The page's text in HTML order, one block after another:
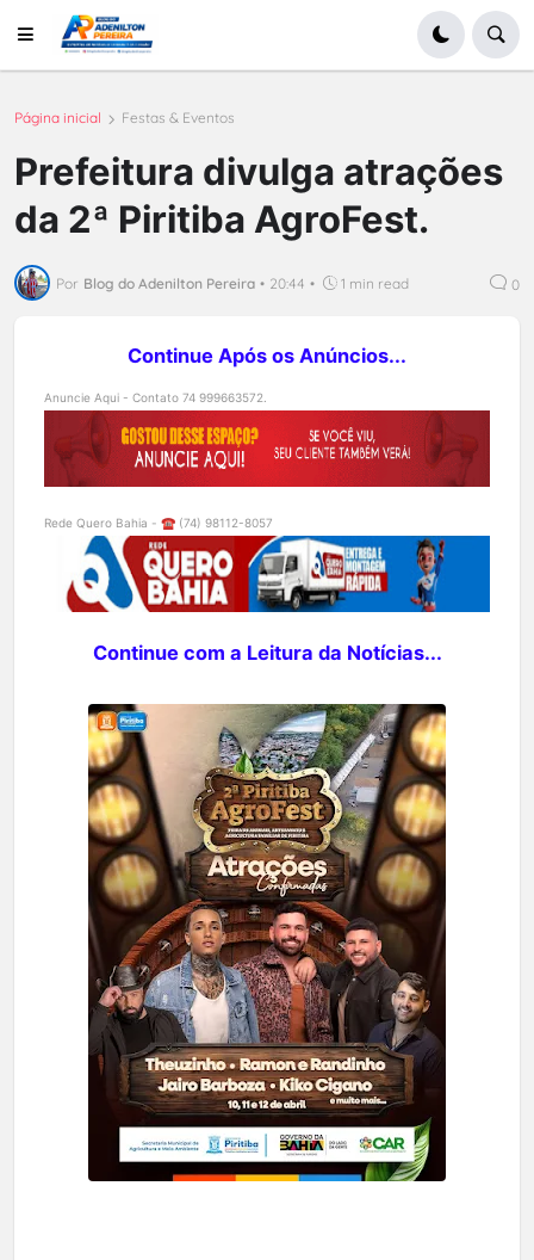
Página inicial Festas & Eventos
Prefeitura divulga atrações
da 2ª Piritiba AgroFest.
Por Blog do Adenilton Pereira • 20:44 • 1 min read 0
Continue Após os Anúncios...
Anuncie Aqui - Contato 74 999663572.
Rede Quero Bahia - ☎️ (74) 98112-8057
Continue com a Leitura da Notícias...